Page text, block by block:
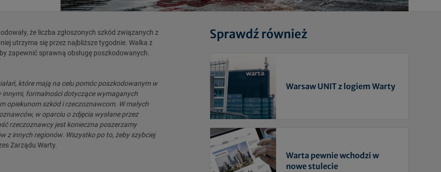
że liczba zgłoszonych szkód związanych z
utrzyma się przez najbliższe tygodnie. Walka z
zapewnić sprawną obsługę poszkodowanych.
które mają na celu pomóc poszkodowanym w
formalności dotyczące wymaganych
opiekunom szkód i rzeczoznawcom. W małych
w oparciu o zdjęcia wysłane przez
rzeczoznawcy jest konieczna poszerzamy
z innych regionów. Wszystko po to, żeby szybciej
Zarządu Warty.
Sprawdź również
Warsaw UNIT z logiem Warty
Warta pewnie wchodzi w
nowe stulecie